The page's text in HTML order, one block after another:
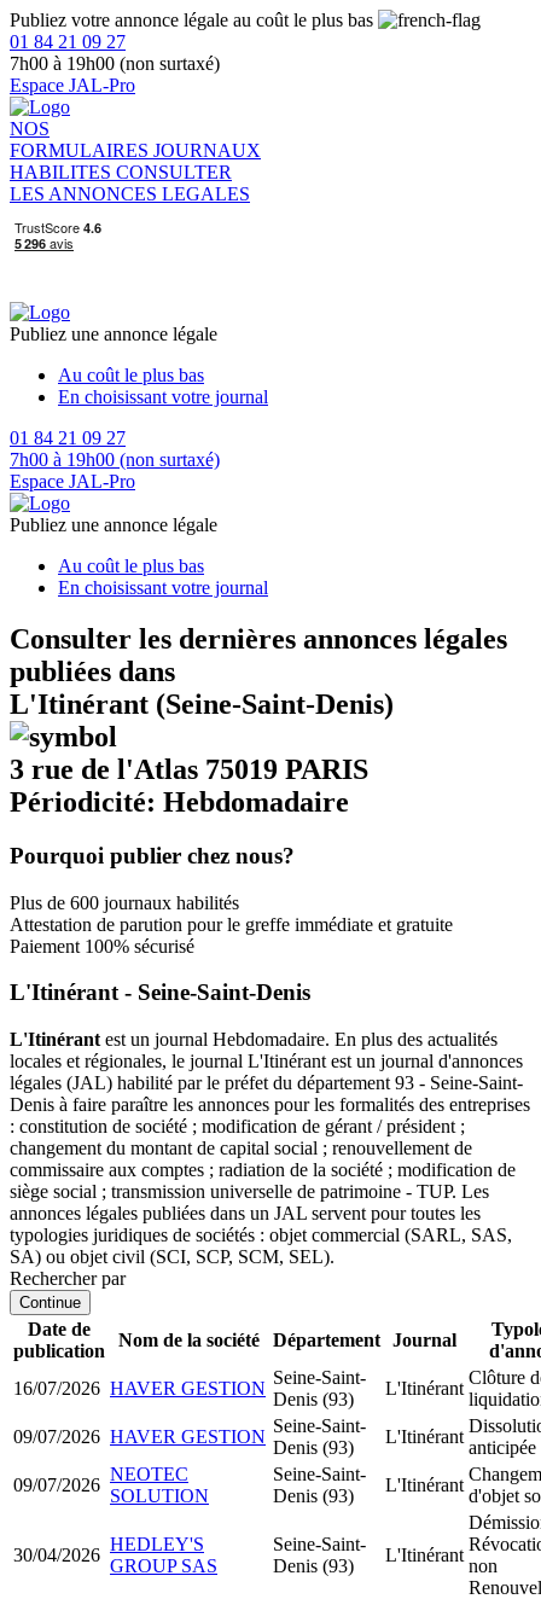
Publiez votre annonce légale au coût le plus bas
01 84 21 09 27
7h00 à 19h00 (non surtaxé)
Espace JAL-Pro
NOS
FORMULAIRES JOURNAUX
HABILITES CONSULTER
LES ANNONCES LEGALES
Publiez une annonce légale
Au coût le plus bas
En choisissant votre journal
01 84 21 09 27
7h00 à 19h00 (non surtaxé)
Espace JAL-Pro
Publiez une annonce légale
Au coût le plus bas
En choisissant votre journal
Consulter les dernières annonces légales
publiées dans
L'Itinérant (Seine-Saint-Denis)
3 rue de l'Atlas 75019 PARIS
Périodicité: Hebdomadaire
Pourquoi publier chez nous?
Plus de 600 journaux habilités
Attestation de parution pour le greffe immédiate et gratuite
Paiement 100% sécurisé
L'Itinérant - Seine-Saint-Denis
L'Itinérant est un journal Hebdomadaire. En plus des actualités
locales et régionales, le journal L'Itinérant est un journal d'annonces
légales (JAL) habilité par le préfet du département 93 - Seine-Saint-
Denis à faire paraître les annonces pour les formalités des entreprises
: constitution de société ; modification de gérant / président ;
changement du montant de capital social ; renouvellement de
commissaire aux comptes ; radiation de la société ; modification de
siège social ; transmission universelle de patrimoine - TUP. Les
annonces légales publiées dans un JAL servent pour toutes les
typologies juridiques de sociétés : objet commercial (SARL, SAS,
SA) ou objet civil (SCI, SCP, SCM, SEL).
Rechercher par
Continue
Date de
publication
Nom de la société Département Journal
16/07/2026 HAVER GESTION
Seine-Saint-
Denis (93)
L'Itinérant
Clôture
09/07/2026 HAVER GESTION
Seine-Saint-
Denis (93)
L'Itinérant
anticipée
09/07/2026
NEOTEC
SOLUTION
Seine-Saint-
Denis (93)
L'Itinérant
d'objet
30/04/2026
HEDLEY'S
GROUP SAS
Seine-Saint-
Denis (93)
L'Itinérant
non